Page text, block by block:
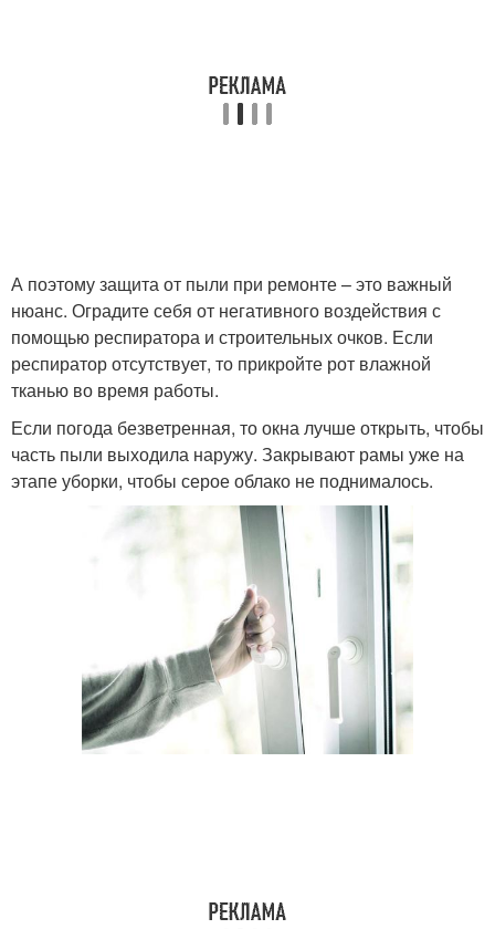
А поэтому защита от пыли при ремонте – это важный
нюанс. Оградите себя от негативного воздействия с
помощью респиратора и строительных очков. Если
респиратор отсутствует, то прикройте рот влажной
тканью во время работы.
Если погода безветренная, то окна лучше открыть, чтобы
часть пыли выходила наружу. Закрывают рамы уже на
этапе уборки, чтобы серое облако не поднималось.